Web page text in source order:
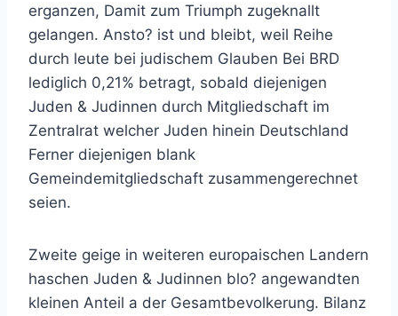
erganzen, Damit zum Triumph zugeknallt
gelangen. Ansto? ist und bleibt, weil Reihe
durch leute bei judischem Glauben Bei BRD
lediglich 0,21% betragt, sobald diejenigen
Juden & Judinnen durch Mitgliedschaft im
Zentralrat welcher Juden hinein Deutschland
Ferner diejenigen blank
Gemeindemitgliedschaft zusammengerechnet
seien.
Zweite geige in weiteren europaischen Landern
haschen Juden & Judinnen blo? angewandten
kleinen Anteil a der Gesamtbevolkerung. Bilanz